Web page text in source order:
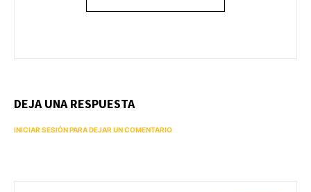
DEJA UNA RESPUESTA
INICIAR SESIÓN PARA DEJAR UN COMENTARIO